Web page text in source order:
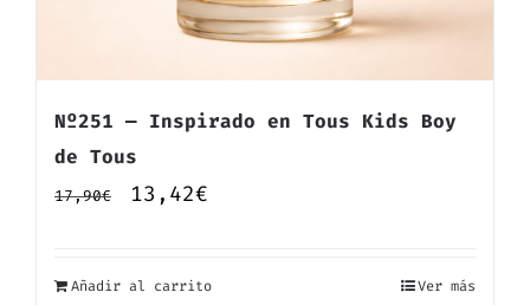
Nº251 — Inspirado en Tous Kids Boy
de Tous
17,90€
El
13,42€
Añadir al carrito Ver más